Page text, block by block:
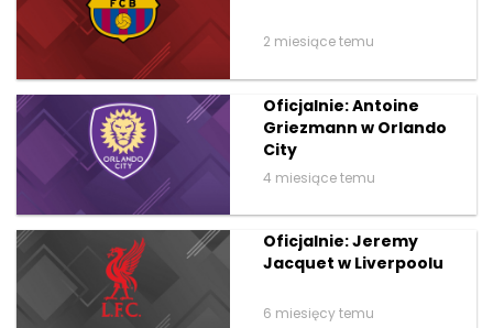
2 miesiące temu
Oficjalnie: Antoine
Griezmann w Orlando
City
4 miesiące temu
Oficjalnie: Jeremy
Jacquet w Liverpoolu
6 miesięcy temu